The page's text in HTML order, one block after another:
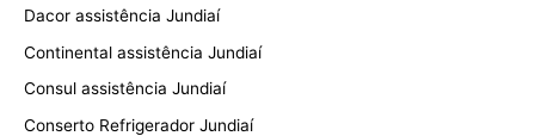
Dacor assistência Jundiaí
Continental assistência Jundiaí
Consul assistência Jundiaí
Conserto Refrigerador Jundiaí